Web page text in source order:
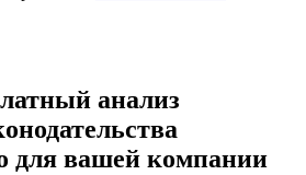
анализ
для вашей компании